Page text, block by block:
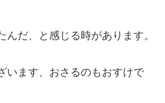
んだ、と感じる時があります。
います、おさるのもおすけで